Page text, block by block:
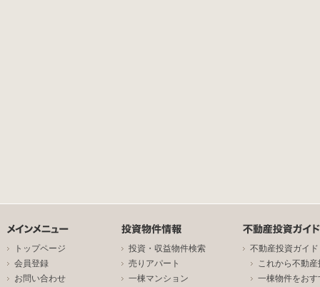
トップページ
会員登録
お問い合わせ
投資・収益物件検索
売りアパート
一棟マンション
不動産投資ガイド
これから不動
一棟物件をお